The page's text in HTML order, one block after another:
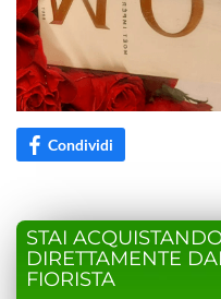
Condividi
STAI
DIRETTAMENTE
FIORISTA